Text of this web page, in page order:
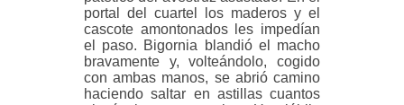
portal del cuartel los maderos y el
cascote amontonados les impedían
el paso. Bigornia blandió el macho
bravamente y, volteándolo, cogido
con ambas manos, se abrió camino
haciendo saltar en astillas cuantos